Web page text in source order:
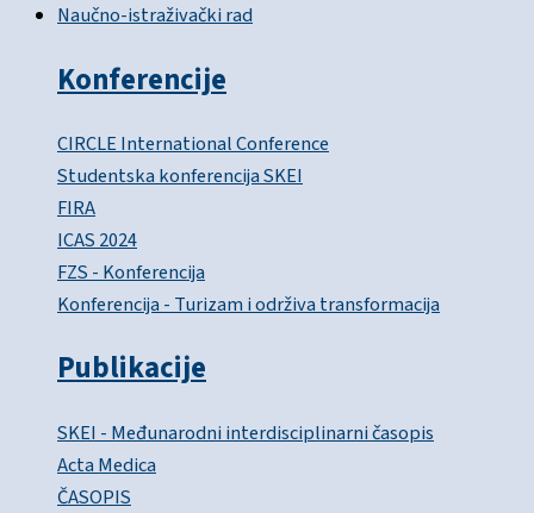
Naučno-istraživački rad
Konferencije
CIRCLE International Conference
Studentska konferencija SKEI
FIRA
ICAS 2024
FZS - Konferencija
Konferencija - Turizam i održiva transformacija
Publikacije
SKEI - Međunarodni interdisciplinarni časopis
Acta Medica
ČASOPIS